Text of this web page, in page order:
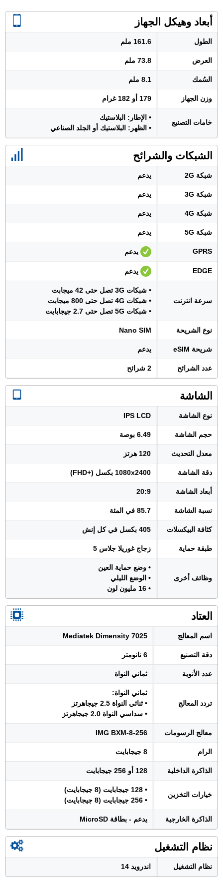
أبعاد وهيكل الجهاز
الطول 161.6 ملم
العرض 73.8 ملم
السُمك 8.1 ملم
وزن الجهاز 179 أو 182 غرام
خامات التصنيع
• الإطار: البلاستيك
• الظهر: البلاستيك أو الجلد الصناعي
الشبكات والشرائح
شبكة 2G يدعم
شبكة 3G يدعم
شبكة 4G يدعم
شبكة 5G يدعم
GPRS يدعم
EDGE يدعم
سرعة انترنت
• شبكات 3G تصل حتى 42 ميجابت
• شبكات 4G تصل حتى 800 ميجابت
• شبكات 5G تصل حتى 2.7 جيجابايت
نوع الشريحة Nano SIM
شريحة eSIM يدعم
عدد الشرائح 2 شرائح
الشاشة
نوع الشاشة IPS LCD
حجم الشاشة 6.49 بوصة
معدل التحديث 120 هرتز
دقة الشاشة 1080x2400 بكسل (+FHD)
أبعاد الشاشة 20:9
نسبة الشاشة 85.7 في المئة
كثافة البيكسلات 405 بكسل في كل إنش
طبقة حماية زجاج غوريلا جلاس 5
وظائف أخرى
• وضع حماية العين
• الوضع الليلي
• 16 مليون لون
العتاد
اسم المعالج Mediatek Dimensity 7025
دقة التصنيع 6 نانومتر
عدد الأنوية ثماني النواة
تردد المعالج
ثماني النواة:
• ثنائي النواة 2.5 جيجاهرتز
• سداسي النواة 2.0 جيجاهرتز
معالج الرسومات IMG BXM-8-256
الرام 8 جيجابايت
الذاكرة الداخلية 128 أو 256 جيجابايت
خيارات التخزين
• 128 جيجابايت (8 جيجابايت)
• 256 جيجابايت (8 جيجابايت)
الذاكرة الخارجية يدعم - بطاقة MicroSD
نظام التشغيل
نظام التشغيل اندرويد 14